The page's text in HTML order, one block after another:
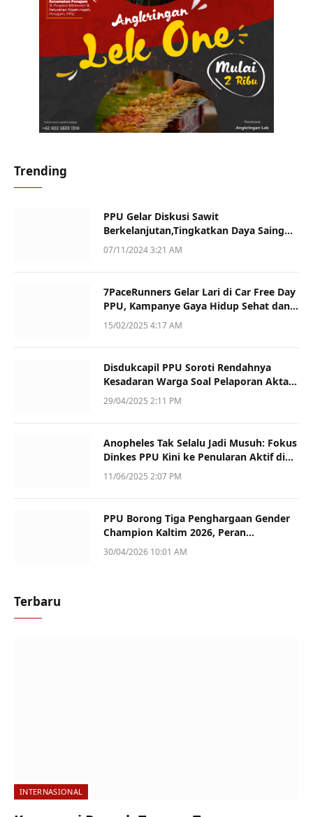
Trending
PPU Gelar Diskusi Sawit
Berkelanjutan,Tingkatkan Daya Saing
dan Kualitas
07/11/2024 3:21 AM
7PaceRunners Gelar Lari di Car Free Day
PPU, Kampanye Gaya Hidup Sehat dan
Dukung UMKM
15/02/2025 4:17 AM
Disdukcapil PPU Soroti Rendahnya
Kesadaran Warga Soal Pelaporan Akta
Kematian
29/04/2025 2:11 PM
Anopheles Tak Selalu Jadi Musuh: Fokus
Dinkes PPU Kini ke Penularan Aktif di
Sotek
11/06/2025 2:07 PM
PPU Borong Tiga Penghargaan Gender
Champion Kaltim 2026, Peran
Perempuan Jadi Sorotan
30/04/2026 10:01 AM
Terbaru
INTERNASIONAL